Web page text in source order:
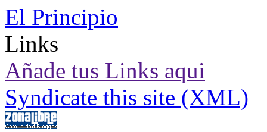
El Principio
Links
Añade tus Links aqui
Syndicate this site (XML)